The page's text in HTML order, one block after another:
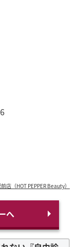
店（HOT PEPPER Beauty）
へ